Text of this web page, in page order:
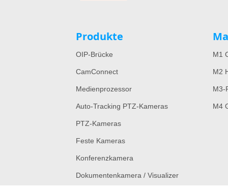
Produkte
OIP-Brücke
CamConnect
Medienprozessor
Auto-Tracking PTZ-Kameras
PTZ-Kameras
Feste Kameras
Konferenzkamera
Dokumentenkamera / Visualizer
M1
M2
M3-
M4